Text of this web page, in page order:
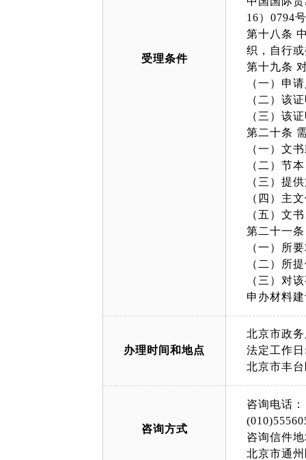
受理条件
16）0794
第十八条
织，自行
第十九条
（一）申
（二）该
（三）该
第二十条
（一）文
（二）节
（三）提
（四）主
（五）文
第二十一
（一）所
（二）所
（三）对
申办材料
办理时间和地点
北京市政
法定工作
北京市丰
咨询方式
咨询电话：
咨询信件
北京市通